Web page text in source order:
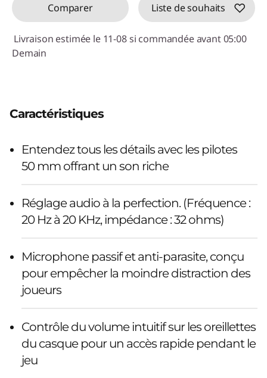
Comparer Liste de souhaits
Livraison estimée le 11-08 si commandée avant 05:00
Demain
Caractéristiques
Entendez tous les détails avec les pilotes
50 mm offrant un son riche
Réglage audio à la perfection. (Fréquence :
20 Hz à 20 KHz, impédance : 32 ohms)
Microphone passif et anti-parasite, conçu
pour empêcher la moindre distraction des
joueurs
Contrôle du volume intuitif sur les oreillettes
du casque pour un accès rapide pendant le
jeu